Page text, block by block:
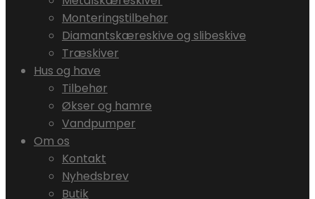
Monteringstilbehør
Diamantskæreskive og slibeskive
Træskiver
Hus og have
Tilbehør
Økser og hamre
Vandpumper
Om os
Kontakt
Nyhedsbrev
Butik